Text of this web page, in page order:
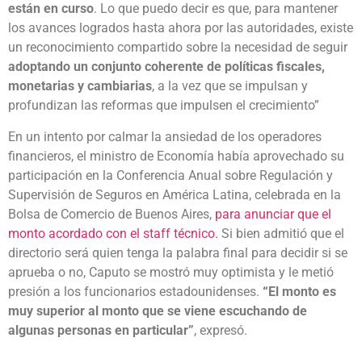
están en curso. Lo que puedo decir es que, para mantener
los avances logrados hasta ahora por las autoridades, existe
un reconocimiento compartido sobre la necesidad de seguir
adoptando un conjunto coherente de políticas fiscales,
monetarias y cambiarias, a la vez que se impulsan y
profundizan las reformas que impulsen el crecimiento”
En un intento por calmar la ansiedad de los operadores
financieros, el ministro de Economía había aprovechado su
participación en la Conferencia Anual sobre Regulación y
Supervisión de Seguros en América Latina, celebrada en la
Bolsa de Comercio de Buenos Aires, para anunciar que el
monto acordado con el staff técnico. Si bien admitió que el
directorio será quien tenga la palabra final para decidir si se
aprueba o no, Caputo se mostró muy optimista y le metió
presión a los funcionarios estadounidenses. “El monto es
muy superior al monto que se viene escuchando de
algunas personas en particular”, expresó.